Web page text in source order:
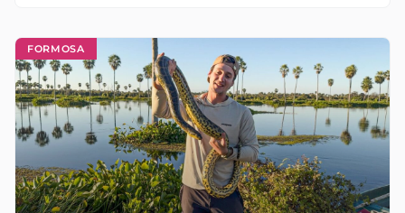
FORMOSA